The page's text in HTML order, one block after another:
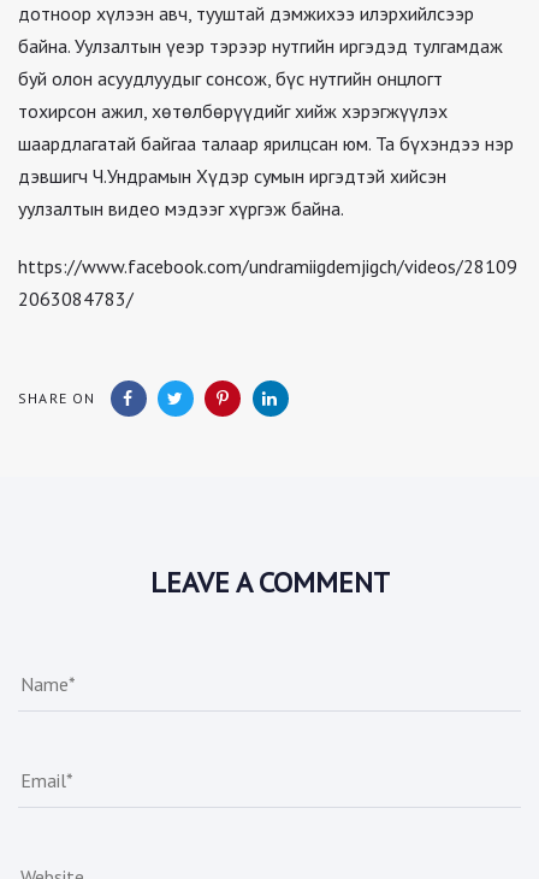
дотноор хүлээн авч, тууштай дэмжихээ илэрхийлсээр
байна. Уулзалтын үеэр тэрээр нутгийн иргэдэд тулгамдаж
буй олон асуудлуудыг сонсож, бүс нутгийн онцлогт
тохирсон ажил, хөтөлбөрүүдийг хийж хэрэгжүүлэх
шаардлагатай байгаа талаар ярилцсан юм. Та бүхэндээ нэр
дэвшигч Ч.Ундрамын Хүдэр сумын иргэдтэй хийсэн
уулзалтын видео мэдээг хүргэж байна.
https://www.facebook.com/undramiigdemjigch/videos/28109
2063084783/
SHARE ON
LEAVE A COMMENT